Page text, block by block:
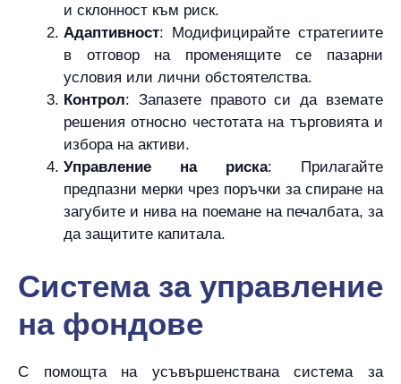
и склонност към риск.
Адаптивност: Модифицирайте стратегиите
в отговор на променящите се пазарни
условия или лични обстоятелства.
Контрол: Запазете правото си да вземате
решения относно честотата на търговията и
избора на активи.
Управление на риска: Прилагайте
предпазни мерки чрез поръчки за спиране на
загубите и нива на поемане на печалбата, за
да защитите капитала.
Система за управление
на фондове
С помощта на усъвършенствана система за